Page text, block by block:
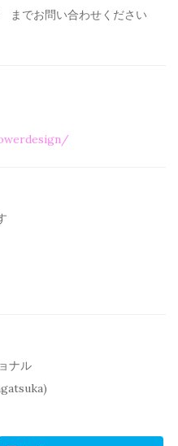
でお問い合わせください
ナル